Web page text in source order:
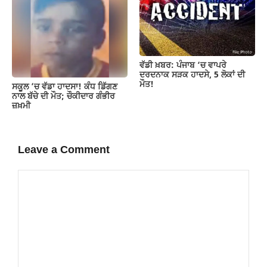
ਸਕੂਲ ’ਚ ਵੱਡਾ ਹਾਦਸਾ! ਕੰਧ ਡਿੱਗਣ
ਨਾਲ ਬੱਚੇ ਦੀ ਮੌਤ; ਚੌਕੀਦਾਰ ਗੰਭੀਰ
ਜ਼ਖ਼ਮੀ
ਵੱਡੀ ਖ਼ਬਰ: ਪੰਜਾਬ ‘ਚ ਵਾਪਰੇ
ਦਰਦਨਾਕ ਸੜਕ ਹਾਦਸੇ, 5 ਲੋਕਾਂ ਦੀ
ਮੌਤ!
Leave a Comment